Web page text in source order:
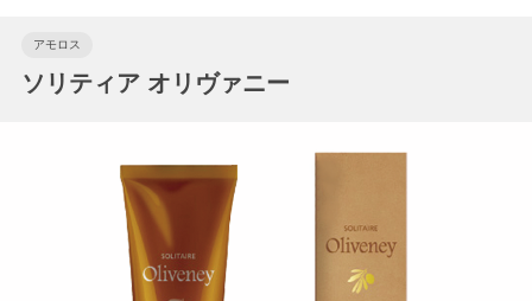
アモロス
ソリティア オリヴァニー